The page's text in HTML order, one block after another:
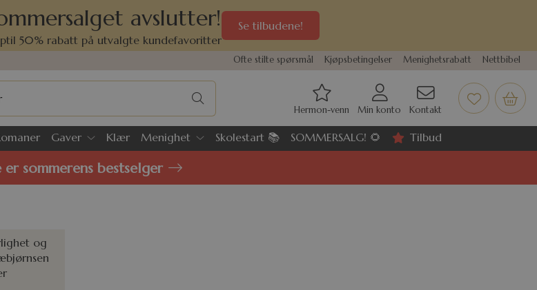
avslutter!
50% rabatt på utvalgte kundefavoritter
Se tilbudene!
Ofte stilte spørsmål Kjøpsbetingelser Menighetsrabatt Nettbibel
Hermon-venn Min konto Kontakt
Gaver Klær Menighet Skolestart 📚 SOMMERSALG! 🌻 Tilbud
er sommerens bestselger